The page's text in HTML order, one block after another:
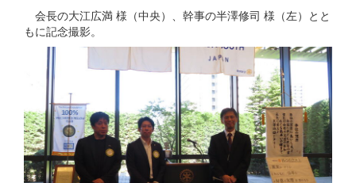
会長の大江広満 様（中央）、幹事の半澤修司 様（左）とと
もに記念撮影。